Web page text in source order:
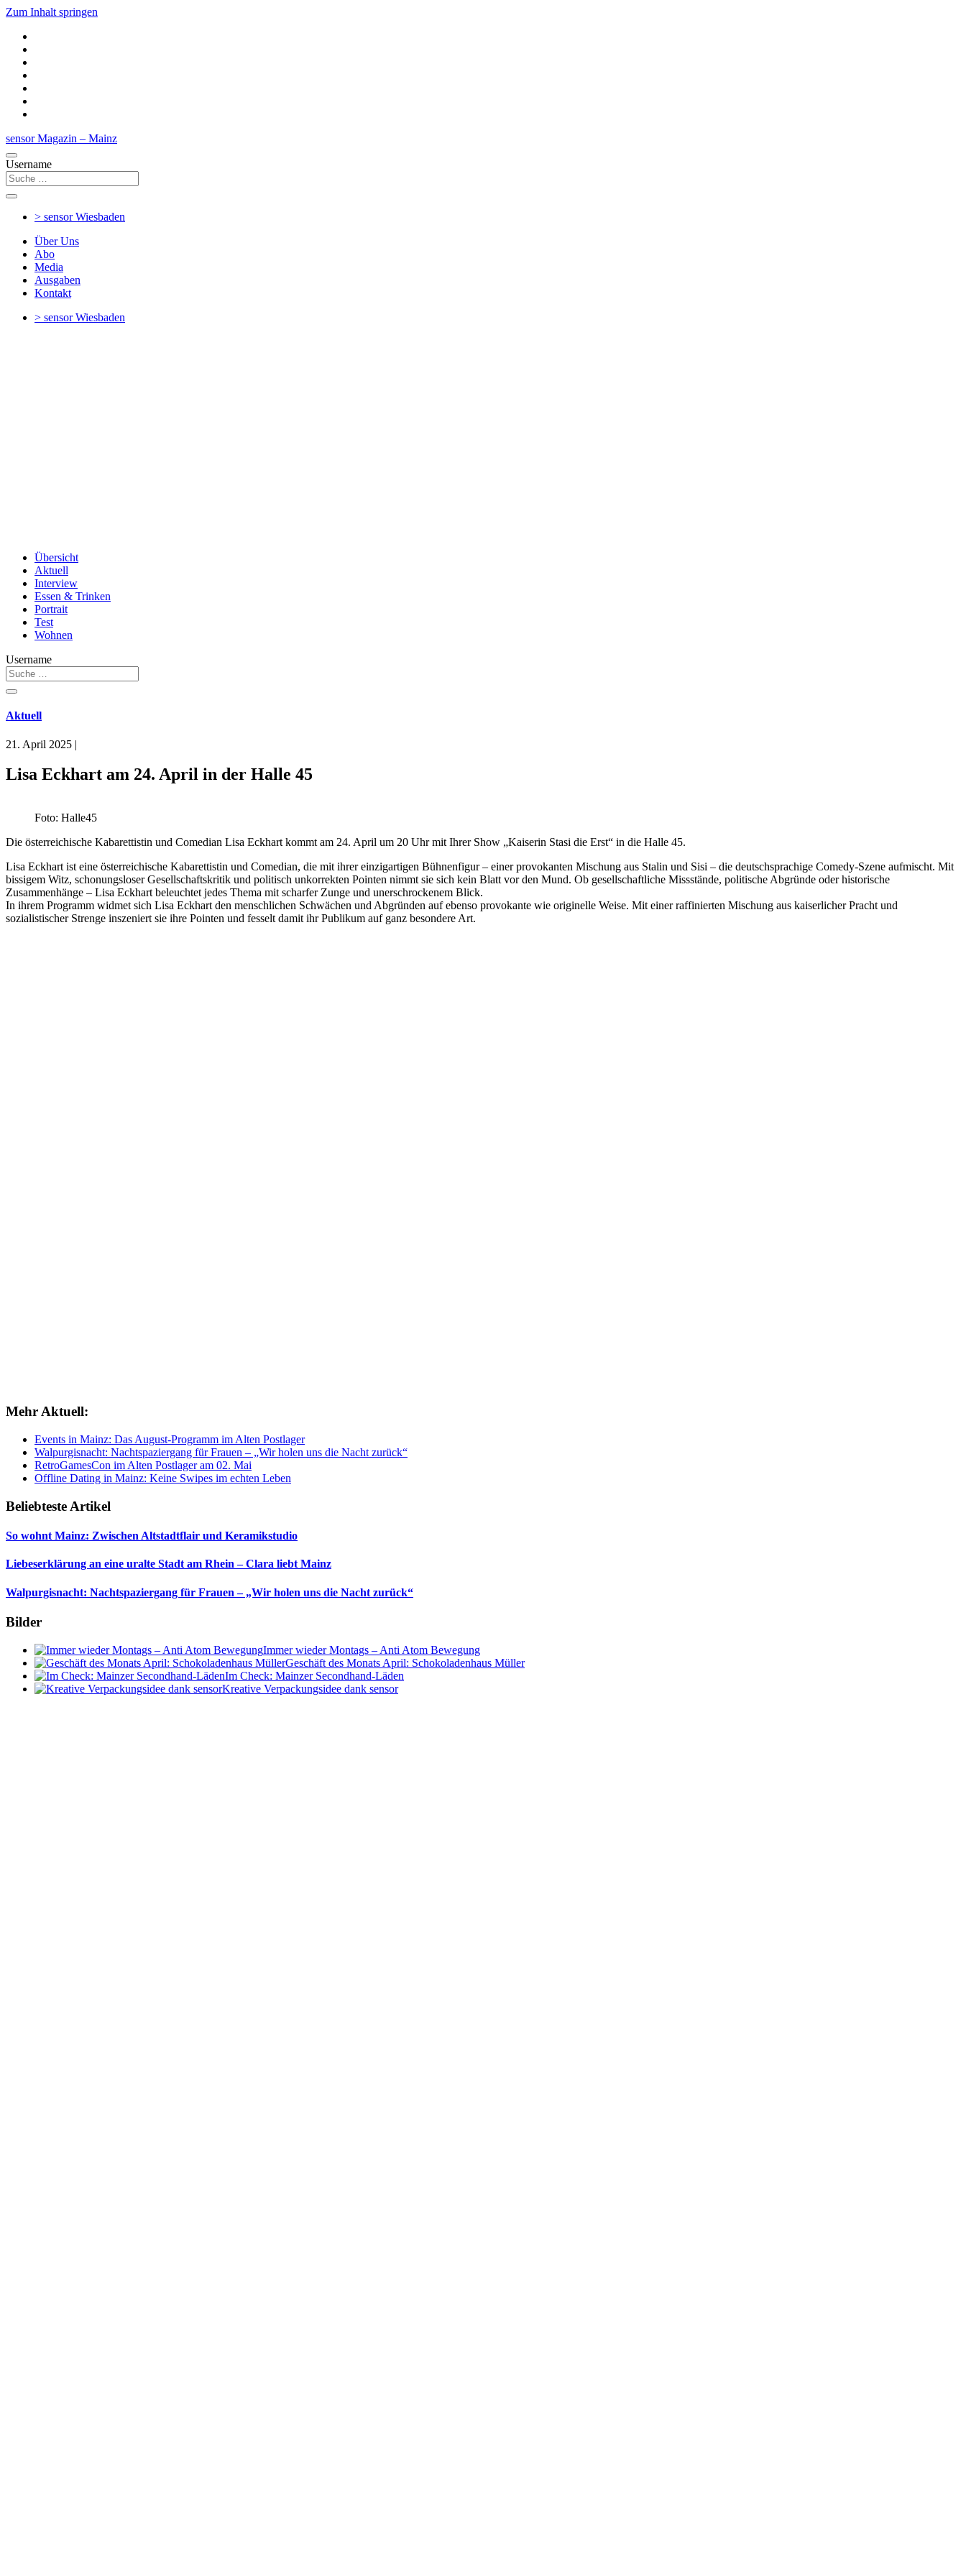
Zum Inhalt springen
sensor Magazin – Mainz
Username
> sensorWiesbaden
Über Uns
Abo
Media
Ausgaben
Kontakt
> sensorWiesbaden
Übersicht
Aktuell
Interview
Essen & Trinken
Portrait
Test
Wohnen
Username
Aktuell
21. April 2025 |
Lisa Eckhart am 24. April in der Halle 45
Foto: Halle45
Die österreichische Kabarettistin und Comedian Lisa Eckhart kommt am 24. April um 20 Uhr mit Ihrer Show „Kaiserin Stasi die Erst“ in die Halle 45.
Lisa Eckhart ist eine österreichische Kabarettistin und Comedian, die mit ihrer einzigartigen Bühnenfigur – einer provokanten Mischung aus Stalin und Sisi – die deutschsprachige Comedy-Szene aufmischt. Mit
bissigem Witz, schonungsloser Gesellschaftskritik und politisch unkorrekten Pointen nimmt sie sich kein Blatt vor den Mund. Ob gesellschaftliche Missstände, politische Abgründe oder historische
Zusammenhänge – Lisa Eckhart beleuchtet jedes Thema mit scharfer Zunge und unerschrockenem Blick.
In ihrem Programm widmet sich Lisa Eckhart den menschlichen Schwächen und Abgründen auf ebenso provokante wie originelle Weise. Mit einer raffinierten Mischung aus kaiserlicher Pracht und
sozialistischer Strenge inszeniert sie ihre Pointen und fesselt damit ihr Publikum auf ganz besondere Art.
Mehr Aktuell:
Events in Mainz: Das August-Programm im Alten Postlager
Walpurgisnacht: Nachtspaziergang für Frauen – „Wir holen uns die Nacht zurück“
RetroGamesCon im Alten Postlager am 02. Mai
Offline Dating in Mainz: Keine Swipes im echten Leben
Beliebteste Artikel
So wohnt Mainz: Zwischen Altstadtflair und Keramikstudio
Liebeserklärung an eine uralte Stadt am Rhein – Clara liebt Mainz
Walpurgisnacht: Nachtspaziergang für Frauen – „Wir holen uns die Nacht zurück“
Bilder
Immer wieder Montags – Anti Atom Bewegung
Geschäft des Monats April: Schokoladenhaus Müller
Im Check: Mainzer Secondhand-Läden
Kreative Verpackungsidee dank sensor